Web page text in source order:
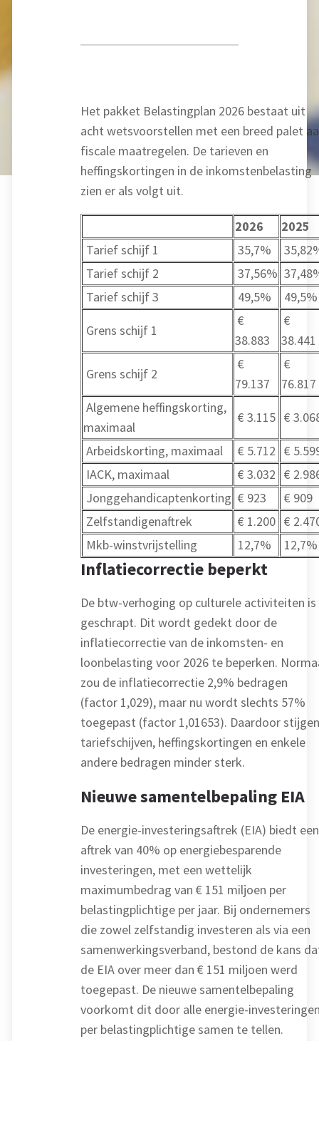
Het pakket Belastingplan 2026 bestaat uit
acht wetsvoorstellen met een breed palet
fiscale maatregelen. De tarieven en
heffingskortingen in de inkomstenbelasting
zien er als volgt uit.
2026
2025
Tarief schijf 1
35,7%
Tarief schijf 2
37,56%
Tarief schijf 3
49,5% 49,5%
Grens schijf 1
€
38.883
€
38.441
Grens schijf 2
€
79.137
€
76.817
Algemene heffingskorting,
maximaal
€ 3.115 €
Arbeidskorting, maximaal € 5.712 €
IACK, maximaal
€ 3.032 €
Jonggehandicaptenkorting € 923
€ 909
Zelfstandigenaftrek
€ 1.200 €
Mkb-winstvrijstelling
12,7% 12,7%
Inflatiecorrectie beperkt
De btw-verhoging op culturele activiteiten is
geschrapt. Dit wordt gedekt door de
inflatiecorrectie van de inkomsten- en
loonbelasting voor 2026 te beperken.
zou de inflatiecorrectie 2,9% bedragen
(factor 1,029), maar nu wordt slechts 57%
toegepast (factor 1,01653). Daardoor stijgen
tariefschijven, heffingskortingen en enkele
andere bedragen minder sterk.
Nieuwe samentelbepaling EIA
De energie-investeringsaftrek (EIA) biedt een
aftrek van 40% op energiebesparende
investeringen, met een wettelijk
maximumbedrag van € 151 miljoen per
belastingplichtige per jaar. Bij ondernemers
die zowel zelfstandig investeren als via een
samenwerkingsverband, bestond de kans
de EIA over meer dan € 151 miljoen werd
toegepast. De nieuwe samentelbepaling
voorkomt dit door alle energie-
per belastingplichtige samen te tellen.